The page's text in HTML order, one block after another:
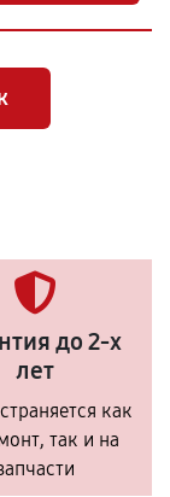
до 2-х
лет
как
так и на